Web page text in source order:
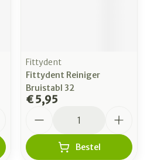
Fittydent
Fittydent Reiniger
Bruistabl 32
€ 5,95
Bestel